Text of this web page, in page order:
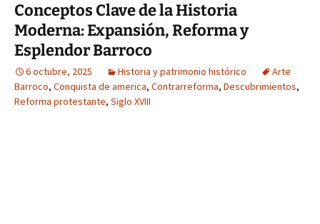
Conceptos Clave de la Historia
Moderna: Expansión, Reforma y
Esplendor Barroco
6 octubre, 2025 Historia y patrimonio histórico
Arte
Barroco, Conquista de america, Contrarreforma, Descubrimientos,
Reforma protestante, Siglo XVIII